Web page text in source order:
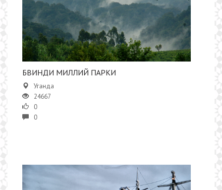
БВИНДИ МИЛЛИЙ ПАРКИ
Уганда
24667
0
0